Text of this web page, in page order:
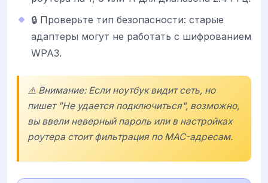
🔒 Проверьте тип безопасности: старые
адаптеры могут не работать с шифрованием
WPA3.
⚠️ Внимание: Если ноутбук видит сеть, но
пишет "Не удается подключиться", возможно,
вы ввели неверный пароль или в настройках
роутера стоит фильтрация по MAC-адресам.